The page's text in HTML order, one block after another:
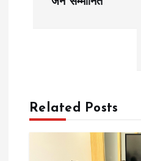
aRelated Posts